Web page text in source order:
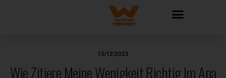
15/12/2023
Wie Zitiere Meine Wenigkeit Richtig Im Apa